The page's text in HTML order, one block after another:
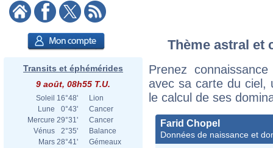
Transits et éphémérides
9 août, 08h55 T.U.
Soleil 16°48'
Lion
Lune
0°43'
Cancer
Mercure 29°31'
Cancer
Vénus
2°35'
Balance
Mars 28°41'
Gémeaux
Thème astral et
Prenez
avec sa carte du ciel,
le calcul de ses
Farid Chopel
Données de naissance et